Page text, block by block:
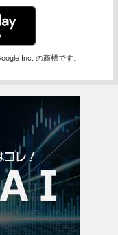
Inc. の商標です。